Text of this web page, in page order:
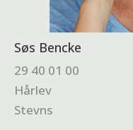
Søs Bencke
29 40 01 00
Hårlev
Stevns